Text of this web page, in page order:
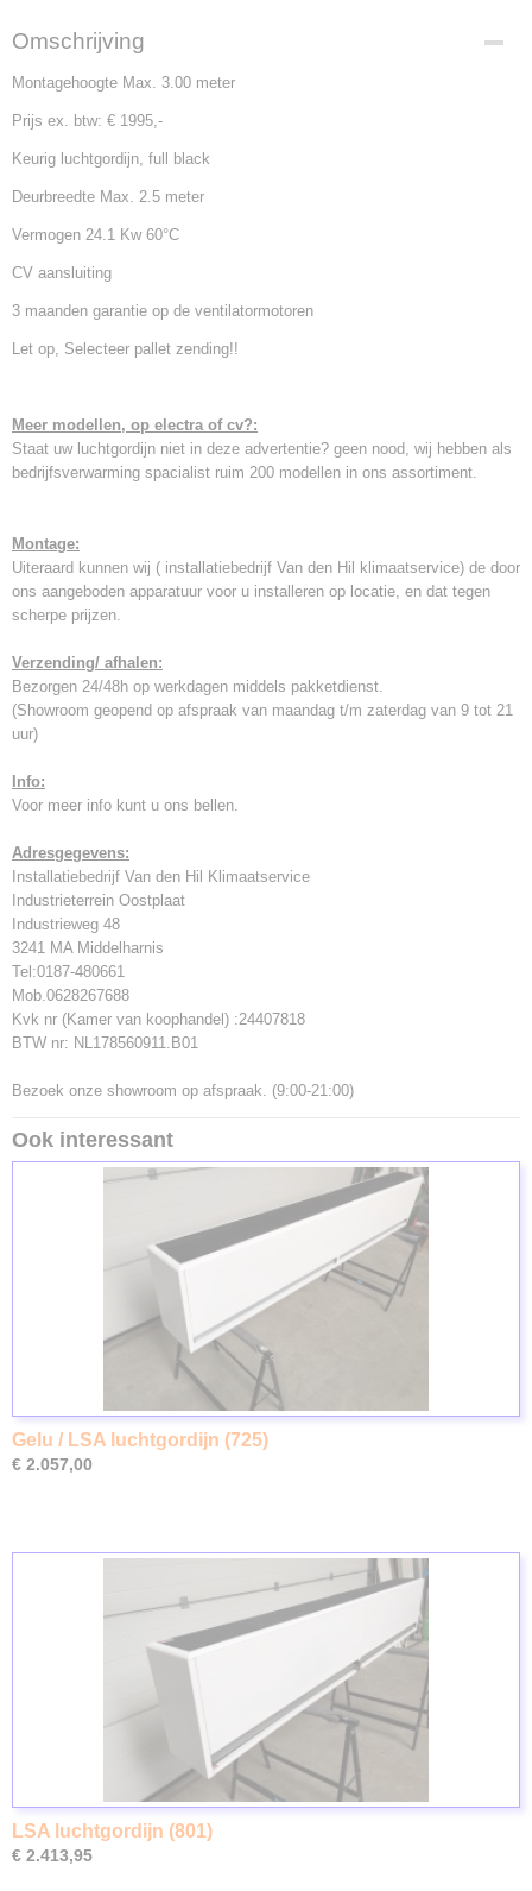
Omschrijving
Montagehoogte Max. 3.00 meter
Prijs ex. btw: € 1995,-
Keurig luchtgordijn, full black
Deurbreedte Max. 2.5 meter
Vermogen 24.1 Kw 60°C
CV aansluiting
3 maanden garantie op de ventilatormotoren
Let op, Selecteer pallet zending!!
Meer modellen, op electra of cv?:
Staat uw luchtgordijn niet in deze advertentie? geen nood, wij hebben als
bedrijfsverwarming spacialist ruim 200 modellen in ons assortiment.
Montage:
Uiteraard kunnen wij ( installatiebedrijf Van den Hil klimaatservice) de door
ons aangeboden apparatuur voor u installeren op locatie, en dat tegen
scherpe prijzen.
Verzending/ afhalen:
Bezorgen 24/48h op werkdagen middels pakketdienst.
(Showroom geopend op afspraak van maandag t/m zaterdag van 9 tot 21
uur)
Info:
Voor meer info kunt u ons bellen.
Adresgegevens:
Installatiebedrijf Van den Hil Klimaatservice
Industrieterrein Oostplaat
Industrieweg 48
3241 MA Middelharnis
Tel:0187-480661
Mob.0628267688
Kvk nr (Kamer van koophandel) :24407818
BTW nr: NL178560911.B01
Bezoek onze showroom op afspraak. (9:00-21:00)
Ook interessant
Gelu / LSA luchtgordijn (725)
€ 2.057,00
LSA luchtgordijn (801)
€ 2.413,95